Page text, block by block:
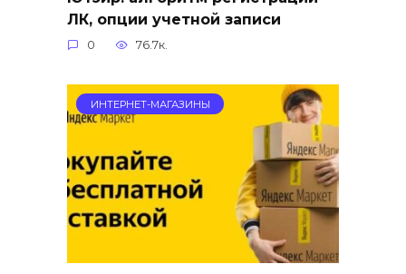
ЛК, опции учетной записи
0 76.7к.
ИНТЕРНЕТ-МАГАЗИНЫ